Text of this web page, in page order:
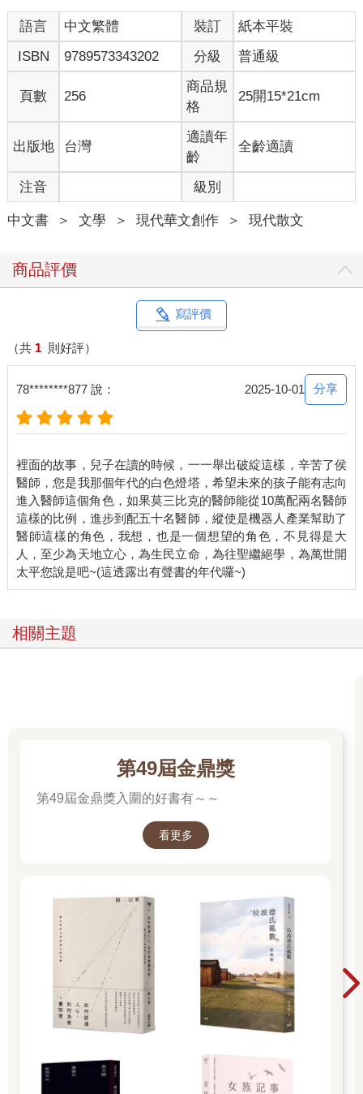
一種是me too型的。當時我在實驗室所做的研究論文——很不幸
地，算不上是什麼原創性十足的題目。
為什麼不做原創性的題目呢？
這牽涉到作為一個小小的研究生的資源、視野的問題。做沒有人
嘗試過的研究題目，意味著無法估計的風險。長期做下去，有很
大的機率，可能只是在漫無目的地浪費時間。
我做的，比較靠近人云亦云的me too型論文。
（舉例來說，A藥物可以治療某個疾病。那麼我就用這個結構類似
的藥A2、A3，試試看是不是也一樣，或者能更好的效果。這樣的
論文，雖然也有一定的價值，但因為缺乏原創性，被戲稱為me
too論文。）
me too的研究，有一定的目標，也有固定的模式，不但風險較
低，規模以及資源在我能力範圍所及，被優質期刊刊登的機會也
登之後，我心想——如果說蓋一棟好的房子，除了建築師外，還
需要好的工人，那麼學術界應該也一樣。不如，我就好好當一個
想要邁向成功，我需要的，只是更多的努力。過去這樣，未來也
是這樣。如此而已。我告訴自己。
當時世界疼痛醫學會在維也納召開。醫院的高層——或是出於某
種KPI的考量，希望——或暗示我應該報名去參加這個醫學會，並
且在交流觀摩會上張貼海報。所謂的交流觀摩會其實是一個展覽
場，讓研究者張貼自己的海報互相交流。由於是以交流為目的，
所以攤位的申請不需經過任何學術單位的同僚審查。這類的發表
我一心掛念實驗室的進度，加上請假期間，醫院的臨床工作需要
找人替代，我對於這個七、八天以上的行程，感覺很勉強。但雅
麗（親愛的老婆）卻慫恿我去。她認定我與其這樣在實驗室打
轉，還不如出去散散心，找一些新的靈感。
「再說，我也沒去過維也納——如果你覺得必要的話，我可以把
病人都取消，陪你一起去。」
關於故事，大部分的作家都堅信，最重要的法則——把最重要的
以感覺到，我的情勢內外交迫。
那個時代沒有網路、沒有手機、更沒有電子遊戲。無聊占據了我
大部分的生活。所以，作為一個小孩，我得想盡辦法去找好玩的
事情。從灌蚱蜢、拿橡皮圈瞄準紗窗上的蒼蠅（以維持環境衛生
多久才開始反應，到站到樹枝上試試走多遠樹枝才會斷掉……每
天出門前，我就想著到處找看看有沒有什麼新的樂趣。
我從小學一年級就顯現考試的才華，總是全部學科考滿分五百
分。還記得有一次考試前一天下午放溫書假，我在街上玩耍。老
師看到我，隨手抓一把商店裡的糖果塞到我手裡，對我說：「你
趕快回家吧。要不然同學看到你都沒努力就考第一名，一定會很
我不排斥努力。對我來說，設定一個目標，用最有效率的方式完
成，如果只花一點點時間就可以被老師稱讚，還得到同學的認
同、尊敬，相當划算。
作文要分三段（隨著我們程度變好，接著也有四段的格式）。
以「珍惜光陰」這個題目為例。第一段開始先破題。破題的意思
語言 中文繁體 裝訂
紙本平裝
ISBN
9789573343202 分級 普通級
頁數 256
商品規
格
25開15*21cm
出版地 台灣
適讀年
齡
全齡適讀
注音 級別
中文書 ＞ 文學 ＞ 現代華文創作 ＞ 現代散文
商品評價
寫評價
（共 1 則好評）
78********877 說： 2025-10-01 分享
裡面的故事，兒子在讀的時候，一一舉出破綻這樣，辛苦了侯
醫師，您是我那個年代的白色燈塔，希望未來的孩子能有志向
進入醫師這個角色，如果莫三比克的醫師能從10萬配兩名醫師
這樣的比例，進步到配五十名醫師，縱使是機器人產業幫助了
醫師這樣的角色，我想，也是一個想望的角色，不見得是大
人，至少為天地立心，為生民立命，為往聖繼絕學，為萬世開
相關主題
第49屆金鼎獎
第49屆金鼎獎入圍的好書有～～
看更多